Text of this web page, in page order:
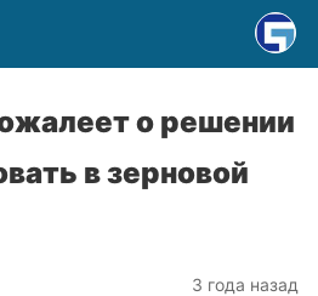
о решении
в зерновой
3 года назад